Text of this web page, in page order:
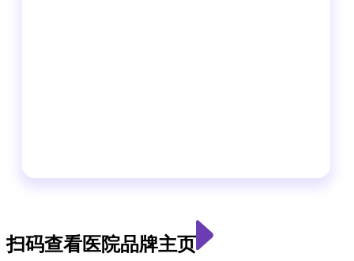
扫码查看医院品牌主页